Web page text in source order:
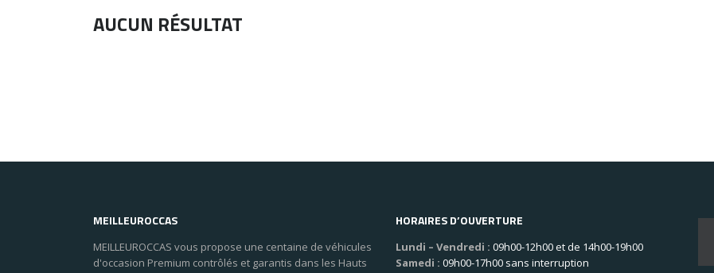
AUCUN RÉSULTAT
MEILLEUROCCAS
MEILLEUROCCAS vous propose une centaine de véhicules
d'occasion Premium contrôlés et garantis dans les Hauts
HORAIRES D’OUVERTURE
Lundi – Vendredi : 09h00-12h00 et de 14h00-19h00
Samedi : 09h00-17h00 sans interruption